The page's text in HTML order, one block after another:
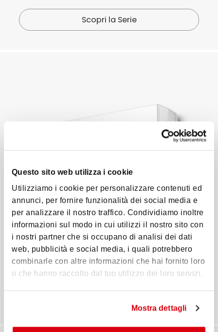
Questo sito web utilizza i cookie
Utilizziamo i cookie per personalizzare contenuti ed
annunci, per fornire funzionalità dei social media e
per analizzare il nostro traffico. Condividiamo inoltre
informazioni sul modo in cui utilizzi il nostro sito con
i nostri partner che si occupano di analisi dei dati
web, pubblicità e social media, i quali potrebbero
combinarle con altre informazioni che hai fornito loro
o che hanno raccolto dal tuo utilizzo dei loro servizi.
Mostra dettagli
Scopri la Serie
FLEX LINE 4.0
Climatizzatori mono e multi split